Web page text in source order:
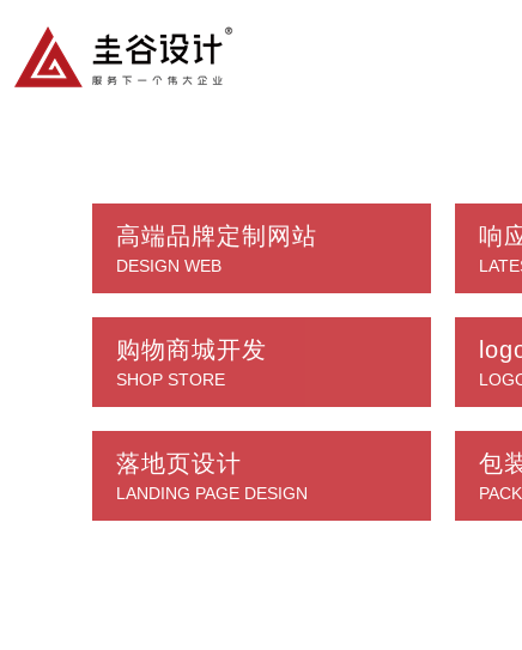
高端品牌定制网站
DESIGN WEB
响
购物商城开发
SHOP STORE
落地页设计
LANDING PAGE DESIGN
包